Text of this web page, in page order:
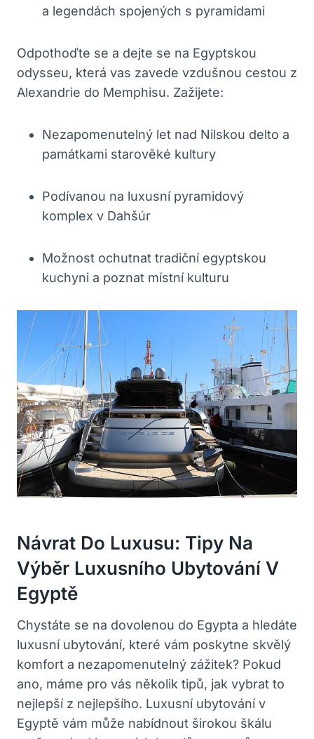
a legendách spojených s pyramidami
Odpothoďte se a dejte se na Egyptskou
odysseu, která vas zavede vzdušnou cestou z
Alexandrie do Memphisu. Zažijete:
Nezapomenutelný let nad Nilskou delto a
památkami starověké kultury
Podívanou na luxusní pyramidový
komplex v Dahšúr
Možnost ochutnat tradiční egyptskou
kuchyni a poznat místní kulturu
Návrat Do Luxusu: Tipy Na
Výběr Luxusního Ubytování V
Egyptě
Chystáte se na dovolenou do Egypta a hledáte
luxusní ubytování, které vám poskytne skvělý
komfort a nezapomenutelný zážitek? Pokud
ano, máme pro vás několik tipů, jak vybrat to
nejlepší z nejlepšího. Luxusní ubytování v
Egyptě vám může nabídnout širokou škálu